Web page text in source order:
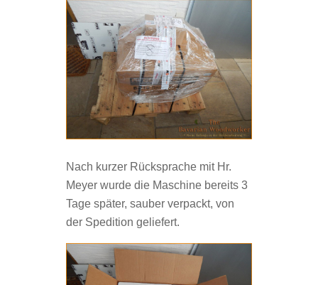
Nach kurzer Rücksprache mit Hr.
Meyer wurde die Maschine bereits 3
Tage später, sauber verpackt, von
der Spedition geliefert.